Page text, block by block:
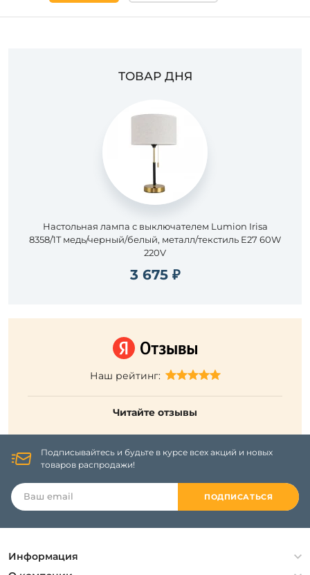
ТОВАР ДНЯ
Настольная лампа с выключателем Lumion Irisa
8358/1T медь/черный/белый, металл/текстиль E27 60W
220V
3 675 ₽
Наш рейтинг:
Читайте отзывы
Подписывайтесь и будьте в курсе всех акций и новых
товаров распродажи!
ПОДПИСАТЬСЯ
Информация